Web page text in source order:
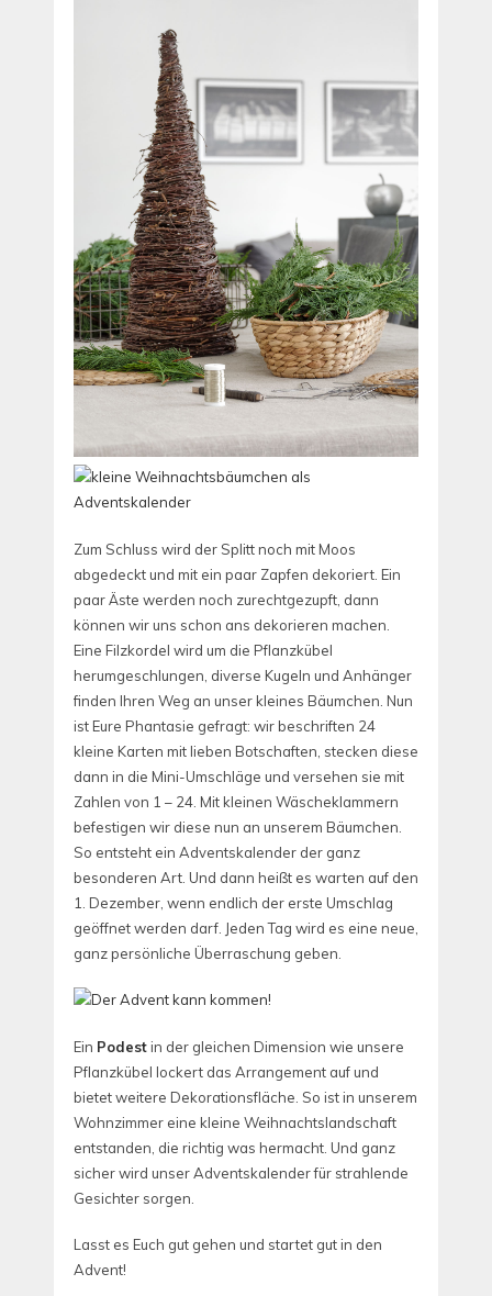
Zum Schluss wird der Splitt noch mit Moos
abgedeckt und mit ein paar Zapfen dekoriert. Ein
paar Äste werden noch zurechtgezupft, dann
können wir uns schon ans dekorieren machen.
Eine Filzkordel wird um die Pflanzkübel
herumgeschlungen, diverse Kugeln und Anhänger
finden Ihren Weg an unser kleines Bäumchen. Nun
ist Eure Phantasie gefragt: wir beschriften 24
kleine Karten mit lieben Botschaften, stecken diese
dann in die Mini-Umschläge und versehen sie mit
Zahlen von 1 – 24. Mit kleinen Wäscheklammern
befestigen wir diese nun an unserem Bäumchen.
So entsteht ein Adventskalender der ganz
besonderen Art. Und dann heißt es warten auf den
1. Dezember, wenn endlich der erste Umschlag
geöffnet werden darf. Jeden Tag wird es eine neue,
ganz persönliche Überraschung geben.
Ein Podestin der gleichen Dimension wie unsere
Pflanzkübel lockert das Arrangement auf und
bietet weitere Dekorationsfläche. So ist in unserem
Wohnzimmer eine kleine Weihnachtslandschaft
entstanden, die richtig was hermacht. Und ganz
sicher wird unser Adventskalender für strahlende
Gesichter sorgen.
Lasst es Euch gut gehen und startet gut in den
Advent!